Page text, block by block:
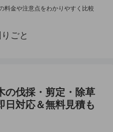
料金や注意点をわかりやすく比較
ごと
の伐採・剪定・除草
日対応＆無料見積も